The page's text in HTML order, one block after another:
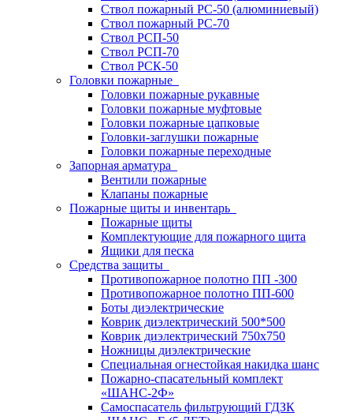
Ствол пожарный РС-50 (алюминиевый)
Ствол пожарный РС-70
Ствол РСП-50
Ствол РСП-70
Ствол РСК-50
Головки пожарные
Головки пожарные рукавные
Головки пожарные муфтовые
Головки пожарные цапковые
Головки-заглушки пожарные
Головки пожарные переходные
Запорная арматура
Вентили пожарные
Клапаны пожарные
Пожарные щиты и инвентарь
Пожарные щиты
Комплектующие для пожарного щита
Ящики для песка
Средства защиты
Противопожарное полотно ПП -300
Противопожарное полотно ПП-600
Боты диэлектрические
Коврик диэлектрический 500*500
Коврик диэлектрический 750х750
Ножницы диэлектрические
Специальная огнестойкая накидка шанс
Пожарно-спасательный комплект
«ШАНС-2Ф»
Самоспасатель фильтрующий ГДЗК